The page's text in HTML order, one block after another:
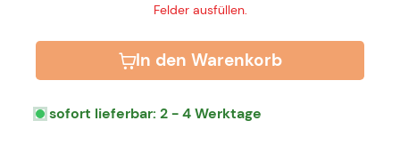
Felder ausfüllen.
In den Warenkorb
sofort lieferbar: 2 - 4 Werktage